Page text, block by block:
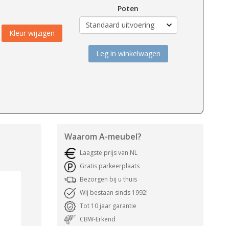
Kleur wijzigen
Poten
Leg in winkelwagen
Waarom A-meubel?
Laagste prijs van NL
Gratis parkeerplaats
Bezorgen bij u thuis
Wij bestaan sinds 1992!
Tot 10 jaar garantie
CBW-Erkend